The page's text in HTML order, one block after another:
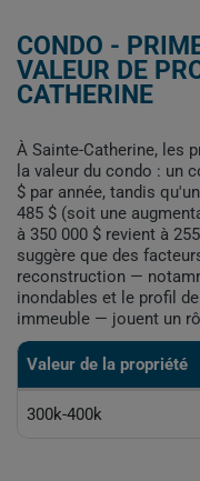
CONDO -
VALEUR DE
CATHERINE
À Sainte-Catherine, les
la valeur du condo : un
$ par année, tandis
485 $ (soit une
à 350 000 $ revient à
suggère que des
reconstruction —
inondables et le profil
immeuble — jouent un
Valeur de la propriété
300k-400k